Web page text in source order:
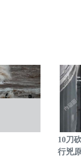
10刀
行兇